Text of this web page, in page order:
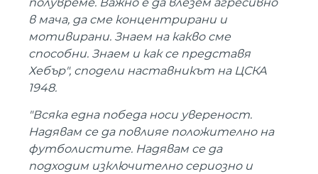
в мача, да сме концентрирани и
мотивирани. Знаем на какво сме
способни. Знаем и как се представя
Хебър", сподели наставникът на ЦСКА
1948.
"Всяка една победа носи увереност.
Надявам се да повлияе положително на
футболистите. Надявам се да
подходим изключително сериозно и